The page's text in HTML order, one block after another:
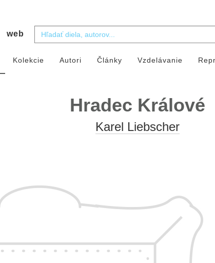
web
Kolekcie Autori Články Vzdelávanie
Hradec Králové
Karel Liebscher